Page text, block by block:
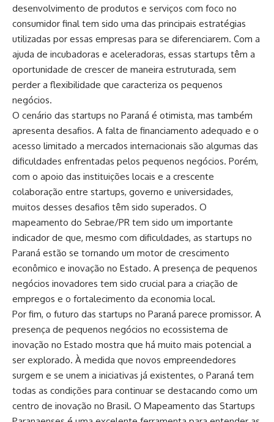
desenvolvimento de produtos e serviços com foco no
consumidor final tem sido uma das principais estratégias
utilizadas por essas empresas para se diferenciarem. Com a
ajuda de incubadoras e aceleradoras, essas startups têm a
oportunidade de crescer de maneira estruturada, sem
perder a flexibilidade que caracteriza os pequenos
negócios.
O cenário das startups no Paraná é otimista, mas também
apresenta desafios. A falta de financiamento adequado e o
acesso limitado a mercados internacionais são algumas das
dificuldades enfrentadas pelos pequenos negócios. Porém,
com o apoio das instituições locais e a crescente
colaboração entre startups, governo e universidades,
muitos desses desafios têm sido superados. O
mapeamento do Sebrae/PR tem sido um importante
indicador de que, mesmo com dificuldades, as startups no
Paraná estão se tornando um motor de crescimento
econômico e inovação no Estado. A presença de pequenos
negócios inovadores tem sido crucial para a criação de
empregos e o fortalecimento da economia local.
Por fim, o futuro das startups no Paraná parece promissor. A
presença de pequenos negócios no ecossistema de
inovação no Estado mostra que há muito mais potencial a
ser explorado. À medida que novos empreendedores
surgem e se unem a iniciativas já existentes, o Paraná tem
todas as condições para continuar se destacando como um
centro de inovação no Brasil. O Mapeamento das Startups